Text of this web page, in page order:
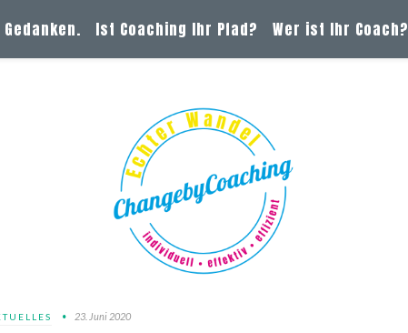
Ist Coaching Ihr Pfad? Wer ist Ihr Coach?
23. Juni 2020